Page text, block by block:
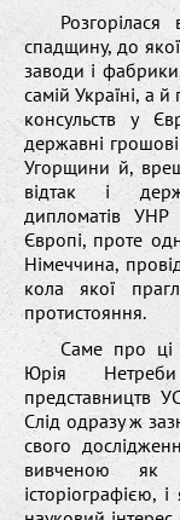
спадщину, до
заводи і
самій Україні, а й
консульств у
державні
Угорщини й,
відтак і
дипломатів
Європі, проте
Німеччина,
кола якої
протистояння.
Саме про ці
Юрія Нетреби
представництв
Слід одразу ж
свого
вивченою як
історіографією,